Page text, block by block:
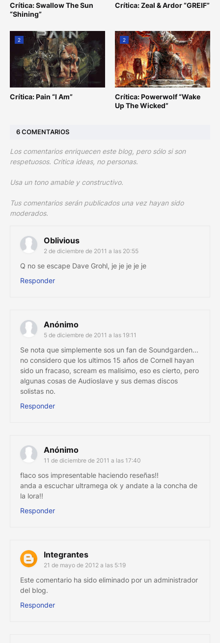
Crítica: Swallow The Sun
“Shining”
Crítica: Zeal & Ardor “GREIF”
2
Crítica: Pain “I Am”
2
Crítica: Powerwolf “Wake
Up The Wicked”
6 COMENTARIOS
Los comentarios enriquecen este blog, pero sólo si son
respetuosos. Critica ideas, no personas.
Usa un tono amable y constructivo.
Tus comentarios serán publicados una vez hayan sido
moderados.
Oblivious
2 de diciembre de 2011 a las 20:55
Q no se escape Dave Grohl, je je je je je
Responder
Anónimo
5 de diciembre de 2011 a las 19:11
Se nota que simplemente sos un fan de Soundgarden...
no considero que los ultimos 15 años de Cornell hayan
sido un fracaso, scream es malisimo, eso es cierto, pero
algunas cosas de Audioslave y sus demas discos
solistas no.
Responder
Anónimo
11 de diciembre de 2011 a las 17:40
flaco sos impresentable haciendo reseñas!!
anda a escuchar ultramega ok y andate a la concha de
la lora!!
Responder
Integrantes
21 de mayo de 2012 a las 5:19
Este comentario ha sido eliminado por un administrador
del blog.
Responder